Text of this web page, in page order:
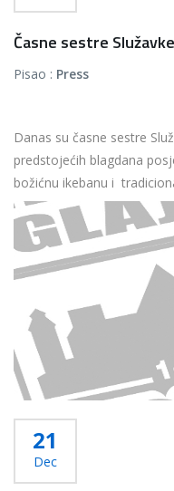
Časne sestre
Pisao : Press
Danas su časne sestre
predstojećih blagdana
božićnu ikebanu i
Više...
21
Dec